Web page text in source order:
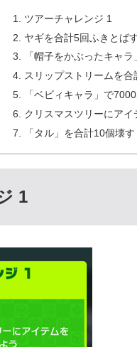
ツアーチャレンジ 1
ヤギを合計5回ふきとば
「帽子をかぶったキャ
スリップストリームを合
「ベビィキャラ」で
クリスマスツリーにア
「タル」を合計10個壊す
1